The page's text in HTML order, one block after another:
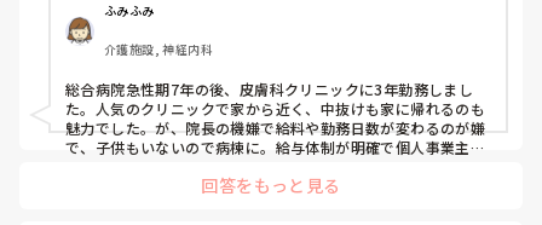
病棟の業務が嫌で辞めたわけではなく、ゆくゆく子どもが欲
しいため日勤業務がいいと考えて転職しました。
しかし年間休日は実質かなり少なく、朝も早いため夜勤があ
る病棟業務とあまり大差ないように感じてしまいます。また
病棟業務の経験が長いこともあり、ルーティンワークに興味
を感じない、やりがいを見出せないのもあります。
最初は慣れない業務で慣れない環境で辛いだけだと思い、人
ふみふみ
介護施設, 神経内科
総合病院急性期7年の後、皮膚科クリニックに3年勤務しまし
た。人気のクリニックで家から近く、中抜けも家に帰れるのも
魅力でした。が、院長の機嫌で給料や勤務日数が変わるのが嫌
で、子供もいないので病棟に。給与体制が明確で個人事業主よ
時には帰れず、子供のいる人が優先されるので希望の休みも諦
回答をもっと見る